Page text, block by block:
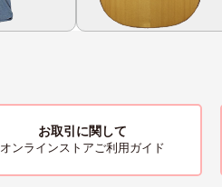
お取引に関して
オンラインストアご利用ガイド